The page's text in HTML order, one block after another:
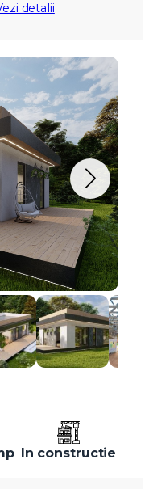
detalii
In constructie